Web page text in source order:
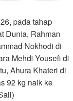
pada tahap
Dunia, Rahman
Nokhodi di
Mehdi Yousefi di
Ahura Khateri di
92 kg naik ke